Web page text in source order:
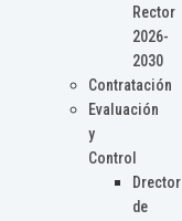
Rector
2026-
2030
Contratación
Evaluación
y
Control
Drector
de